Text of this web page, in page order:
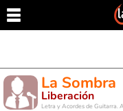
La Sombra
Liberación
Letra y Acordes de Guitarra.